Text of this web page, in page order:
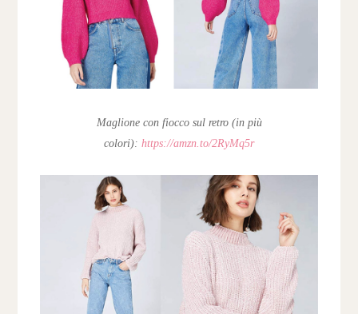
Maglione con fiocco sul retro (in più
colori): https://amzn.to/2RyMq5r